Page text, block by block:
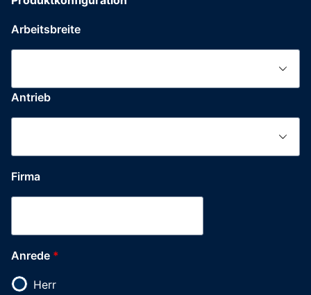
Arbeitsbreite
Antrieb
Firma
Anrede *
Herr